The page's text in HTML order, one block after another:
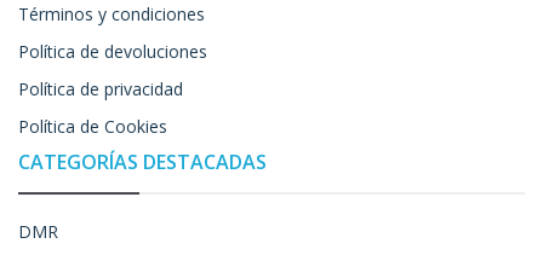
Términos y condiciones
Política de devoluciones
Política de privacidad
Política de Cookies
CATEGORÍAS DESTACADAS
DMR